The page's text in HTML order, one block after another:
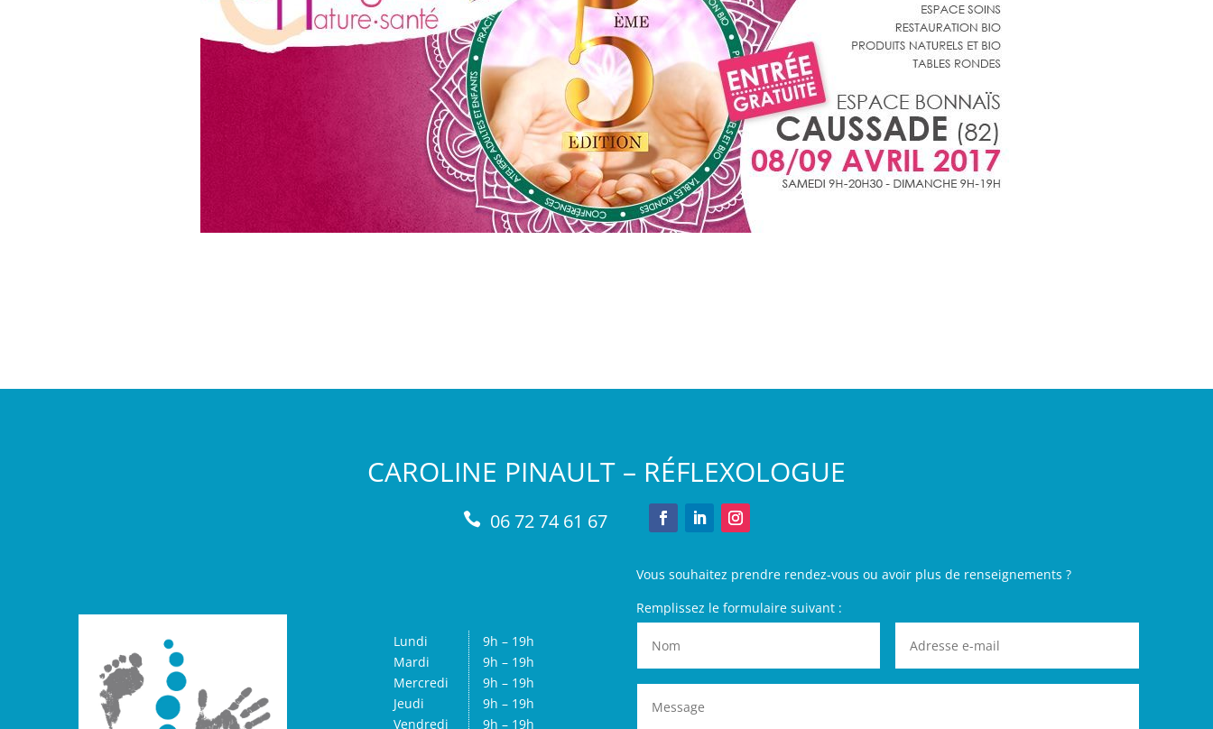
CAROLINE PINAULT – RÉFLEXOLOGUE
 06 72 74 61 67
Lundi
Mardi
Mercredi
Jeudi
Vendredi
9h – 19h
9h – 19h
9h – 19h
9h – 19h
9h – 19h
Vous souhaitez prendre rendez-vous ou avoir plus de renseignements ?
Remplissez le formulaire suivant :